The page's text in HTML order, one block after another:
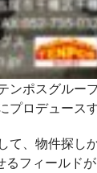
ンポスグルー
ロデュース
て、物件探
るフィールド